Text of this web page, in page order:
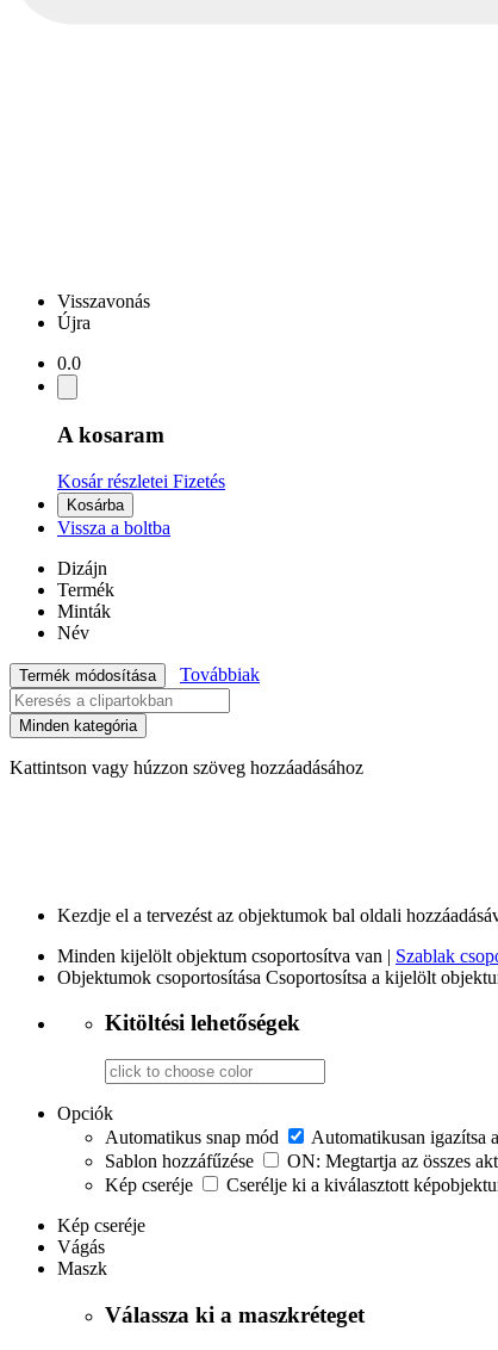
Visszavonás
Újra
0.0
A kosaram
Kosár részletei Fizetés
Kosárba
Vissza a boltba
Dizájn
Termék
Minták
Név
Termék módosítása Továbbiak
Minden kategória
Kattintson vagy húzzon szöveg hozzáadásához
Kezdje el a tervezést az objektumok bal oldali
Minden kijelölt objektum csoportosítva van | Szablak
Objektumok csoportosítása Csoportosítsa a kijelölt
Kitöltési lehetőségek
Opciók
Automatikus snap mód
Automatikusan igazítsa
Sablon hozzáfűzése
ON: Megtartja az összes
Kép cseréje
Cserélje ki a kiválasztott
Kép cseréje
Vágás
Maszk
Válassza ki a maszkréteget